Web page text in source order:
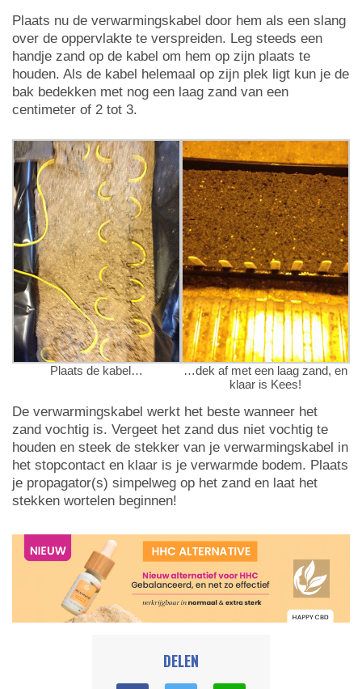
Plaats nu de verwarmingskabel door hem als een slang
over de oppervlakte te verspreiden. Leg steeds een
handje zand op de kabel om hem op zijn plaats te
houden. Als de kabel helemaal op zijn plek ligt kun je de
bak bedekken met nog een laag zand van een
centimeter of 2 tot 3.
Plaats de kabel…
…dek af met een laag zand, en
klaar is Kees!
De verwarmingskabel werkt het beste wanneer het
zand vochtig is. Vergeet het zand dus niet vochtig te
houden en steek de stekker van je verwarmingskabel in
het stopcontact en klaar is je verwarmde bodem. Plaats
je propagator(s) simpelweg op het zand en laat het
stekken wortelen beginnen!
DELEN